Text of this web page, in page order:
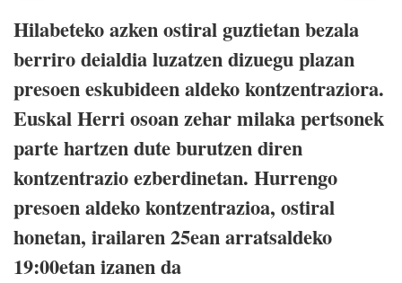
Hilabeteko azken ostiral guztietan bezala
berriro deialdia luzatzen dizuegu plazan
presoen eskubideen aldeko kontzentraziora.
Euskal Herri osoan zehar milaka pertsonek
parte hartzen dute burutzen diren
kontzentrazio ezberdinetan. Hurrengo
presoen aldeko kontzentrazioa, ostiral
honetan, irailaren 25ean arratsaldeko
19:00etan izanen da